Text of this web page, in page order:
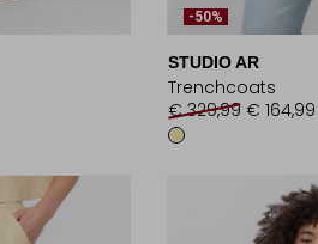
-50%
STUDIO AR
Trenchcoats
€ 329,99 € 164,99